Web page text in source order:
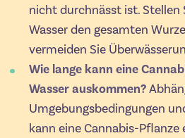
nicht durchnässt ist. Stellen
Wasser den gesamten
vermeiden Sie
Wie lange kann eine
Wasser auskommen?
Umgebungsbedingungen
kann eine Cannabis-Pflanze